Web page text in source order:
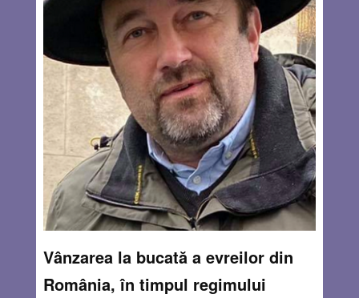
revista Baabel, publicând un articol alcătuit din
confesiunile lui Hary Kuller, despre viața şi cariera sa,
publicate în Realitatea Evreiască, în 2004 şi 2006, cu
prilejul împlinirii a 75 şi 77 de ani.
Read more…
FEB 25, 2021 11 COMMENTS
Vânzarea la bucată a evreilor din
România, în timpul regimului